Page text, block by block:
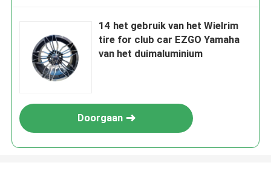
14 het gebruik van het Wielrim
tire for club car EZGO Yamaha
van het duimaluminium
Doorgaan